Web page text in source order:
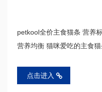
petkool全价主食猫条 营养
营养均衡 猫咪爱吃的主食猫
点击进入